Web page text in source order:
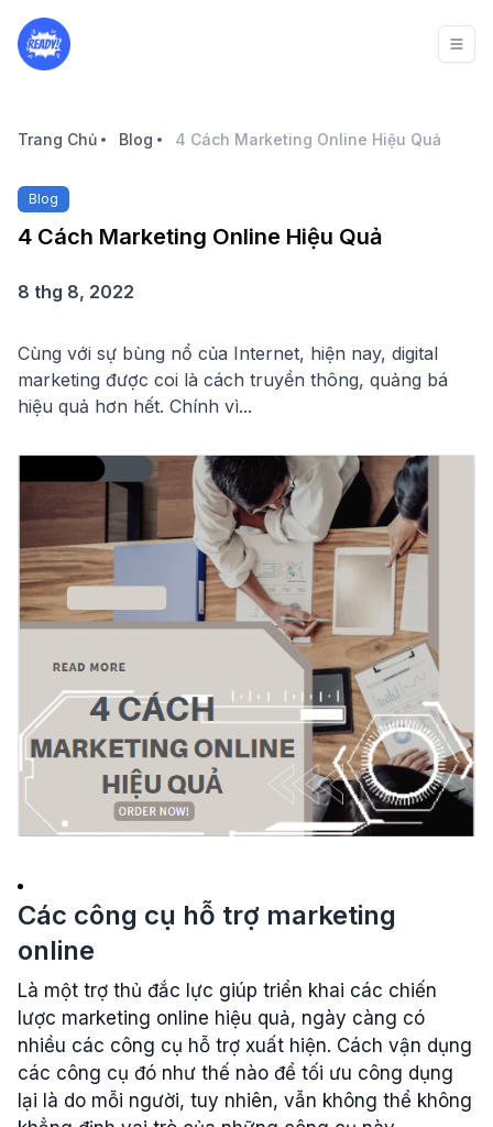
Trang Chủ Blog 4 Cách Marketing Online Hiệu Quả
Blog
4 Cách Marketing Online Hiệu Quả
8 thg 8, 2022
Cùng với sự bùng nổ của Internet, hiện nay, digital
marketing được coi là cách truyền thông, quảng bá
hiệu quả hơn hết. Chính vì...
Các công cụ hỗ trợ marketing
online
Là một trợ thủ đắc lực giúp triển khai các chiến
lược marketing online hiệu quả, ngày càng có
nhiều các công cụ hỗ trợ xuất hiện. Cách vận dụng
các công cụ đó như thế nào để tối ưu công dụng
lại là do mỗi người, tuy nhiên, vẫn không thể không